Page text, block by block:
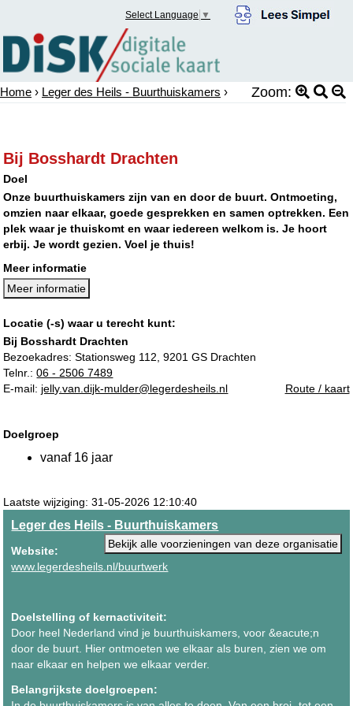
Select Language ▼
Home › Leger des Heils - Buurthuiskamers › Zoom:
Bij Bosshardt Drachten
Doel
Onze buurthuiskamers zijn van en door de buurt. Ontmoeting,
omzien naar elkaar, goede gesprekken en samen optrekken. Een
plek waar je thuiskomt en waar iedereen welkom is. Je hoort
erbij. Je wordt gezien. Voel je thuis!
Meer informatie
Meer informatie
Locatie (-s) waar u terecht kunt:
Bij Bosshardt Drachten
Bezoekadres:Stationsweg 112, 9201 GS Drachten
Telnr.:06 - 2506 7489
E-mail: jelly.van.dijk-mulder@legerdesheils.nl Route / kaart
Doelgroep
vanaf 16 jaar
Laatste wijziging: 31-05-2026 12:10:40
Leger des Heils - Buurthuiskamers
Bekijk alle voorzieningen van deze organisatie
Website:
www.legerdesheils.nl/buurtwerk
Doelstelling of kernactiviteit:
Door heel Nederland vind je buurthuiskamers, voor &eacute;n
door de buurt. Hier ontmoeten we elkaar als buren, zien we om
naar elkaar en helpen we elkaar verder.
Belangrijkste doelgroepen: